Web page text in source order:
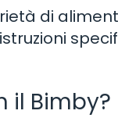
di
il Bimby?